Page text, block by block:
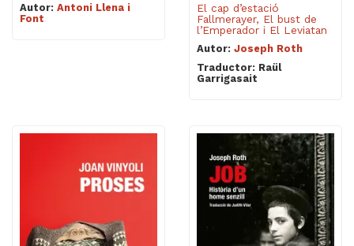
Autor: Antoni Llena i
Font
El cap d’estació
Fallmerayer, El bust de
l’Emperador i El Leviatan
Autor: Joseph Roth
Traductor: Raül
Garrigasait